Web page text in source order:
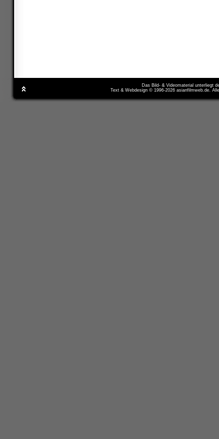
Das Bild- & Videomaterial unterliegt
Text & Webdesign © 1996-2026 asianfilmweb.de.